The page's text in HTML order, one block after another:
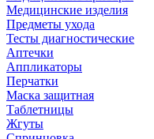
Медицинские изделия
Предметы ухода
Тесты диагностические
Аптечки
Аппликаторы
Перчатки
Маска защитная
Таблетницы
Жгуты